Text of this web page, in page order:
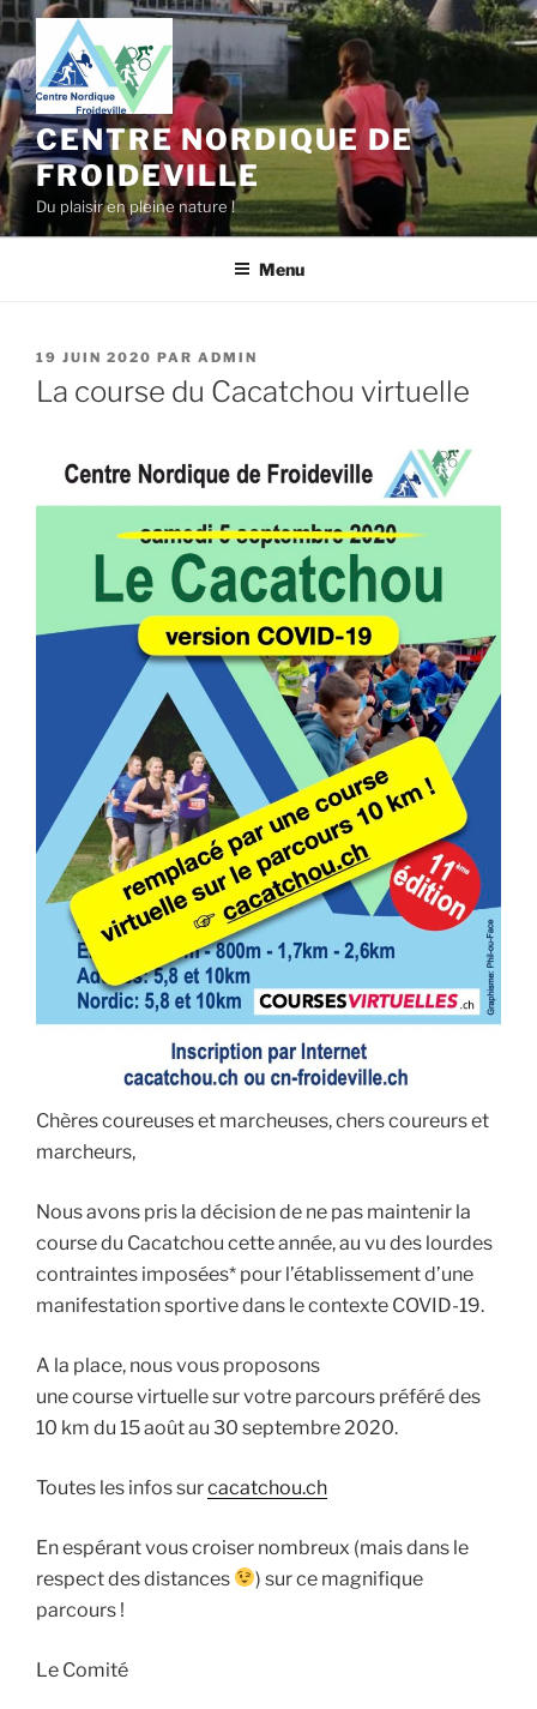
Aller
au
contenu
principal
CENTRE NORDIQUE DE
FROIDEVILLE
Du plaisir en pleine nature !
Menu
PUBLIÉ
LE
19 JUIN 2020 PAR ADMIN
La course du Cacatchou virtuelle
Chères coureuses et marcheuses, chers coureurs et
marcheurs,
Nous avons pris la décision de ne pas maintenir la
course du Cacatchou cette année, au vu des lourdes
contraintes imposées* pour l’établissement d’une
manifestation sportive dans le contexte COVID-19.
A la place, nous vous proposons
une course virtuelle sur votre parcours préféré des
10 km du 15 août au 30 septembre 2020.
Toutes les infos surcacatchou.ch
En espérant vous croiser nombreux (mais dans le
respect des distances
) sur ce magnifique
parcours !
Le Comité